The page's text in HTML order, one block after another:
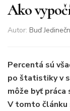
Ako
Autor: Buď
Percentá sú
po štatistiky v
môže byť práca
V tomto článku